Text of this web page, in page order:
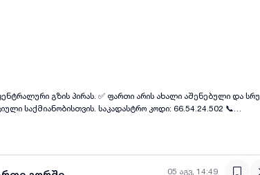
არის ახალი აშენებული და სრულად
საქმიანობისთვის. საკადასტრო კოდი: 66.54.24.502 📞
05 აგვ, 14:49